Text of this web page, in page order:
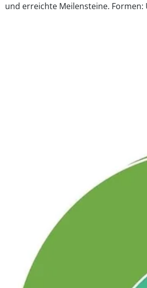
und erreichte Meilensteine.